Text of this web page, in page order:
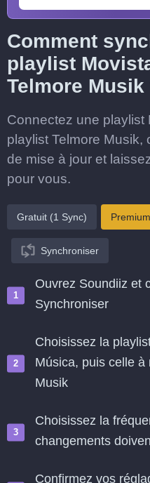
Comment
playlist
Telmore Musik
Connectez une playlist
playlist Telmore
de mise à jour et
pour vous.
Gratuit (1 Sync) Premium
Synchroniser
Ouvrez Soundiiz et
Synchroniser
Choisissez la
Música, puis celle à
Musik
Choisissez la
changements
Confirmez vos